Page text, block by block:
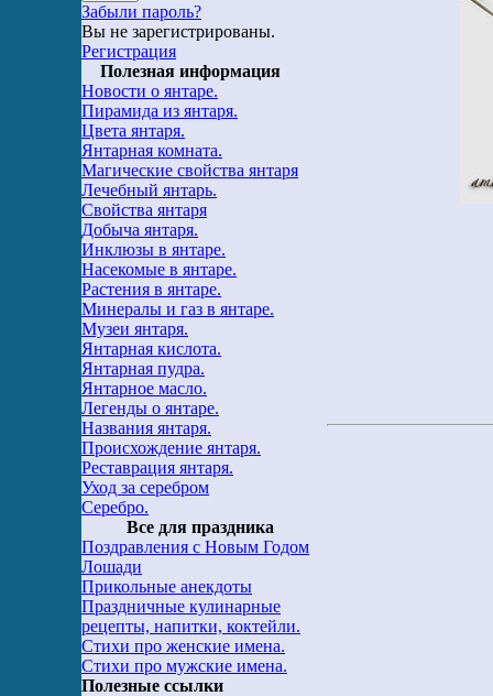
Забыли пароль?
Вы не зарегистрированы.
Регистрация
Полезная информация
Новости о янтаре.
Пирамида из янтаря.
Цвета янтаря.
Янтарная комната.
Магические свойства янтаря
Лечебный янтарь.
Свойства янтаря
Добыча янтаря.
Инклюзы в янтаре.
Насекомые в янтаре.
Растения в янтаре.
Минералы и газ в янтаре.
Музеи янтаря.
Янтарная кислота.
Янтарная пудра.
Янтарное масло.
Легенды о янтаре.
Названия янтаря.
Происхождение янтаря.
Реставрация янтаря.
Уход за серебром
Серебро.
Все для праздника
Поздравления с Новым Годом
Лошади
Прикольные анекдоты
Праздничные кулинарные
рецепты, напитки, коктейли.
Стихи про женские имена.
Стихи про мужские имена.
Полезные ссылки